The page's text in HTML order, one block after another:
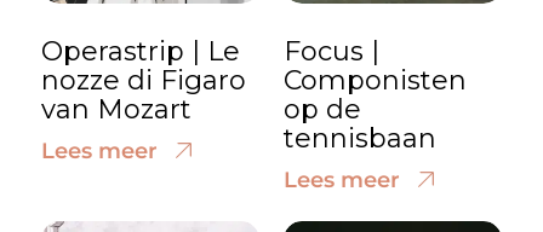
Operastrip | Le
nozze di Figaro
van Mozart
Lees meer
Focus |
Componisten
op de
tennisbaan
Lees meer